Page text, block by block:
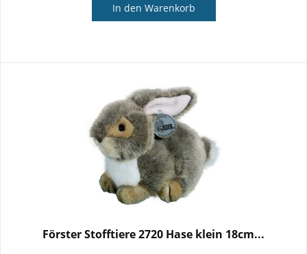
In den Warenkorb
Förster Stofftiere 2720 Hase klein 18cm...